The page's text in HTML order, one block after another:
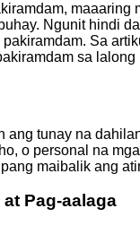
Ngunit hindi
Sa
sa
ang tunay na
o personal na
maibalik ang
Pag-aalaga